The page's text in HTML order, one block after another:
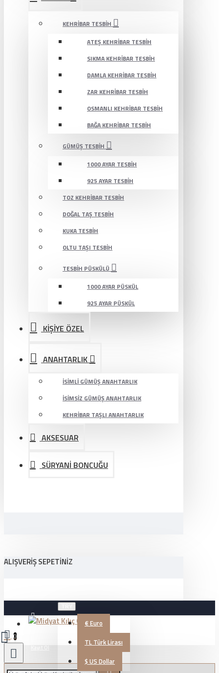
KEHRIBAR TESBIH
ATEŞ KEHRIBAR TESBIH
SIKMA KEHRIBAR TESBIH
DAMLA KEHRIBAR TESBIH
ZAR KEHRIBAR TESBIH
OSMANLI KEHRIBAR TESBIH
BAĞA KEHRIBAR TESBIH
GÜMÜŞ TESBIH
1000 AYAR TESBIH
925 AYAR TESBIH
TOZ KEHRIBAR TESBIH
DOĞAL TAŞ TESBIH
KUKA TESBIH
OLTU TAŞI TESBIH
TESBIH PÜSKÜLÜ
1000 AYAR PÜSKÜL
925 AYAR PÜSKÜL
KİŞİYE ÖZEL
ANAHTARLIK
İSIMLI GÜMÜŞ ANAHTARLIK
İSIMSIZ GÜMÜŞ ANAHTARLIK
KEHRIBAR TAŞLI ANAHTARLIK
AKSESUAR
SÜRYANİ BONCUĞU
ALIŞVERIŞ SEPETINIZ
Üye Girişi €Euro
TL Türk Lirası
$ US Dollar
0